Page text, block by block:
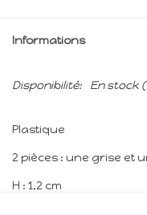
New
Informations
Disponibilité: En stock
Plastique
2 pièces : une grise et
H : 1,2 cm